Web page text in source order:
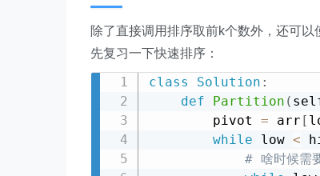
除了直接调用排序取前k个数外，还可
先复习一下快速排序：
class Solution :
def
Partition (
        pivot
= arr [
while low <
# 啥时候需